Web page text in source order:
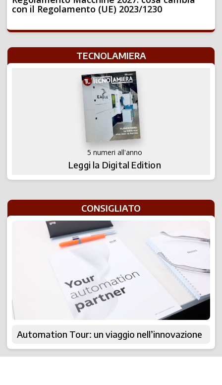
con il Regolamento (UE) 2023/1230
TECNOLAMIERA
5 numeri all'anno
Leggi la Digital Edition
CONSIGLIATO
Automation Tour: un viaggio nell’innovazione